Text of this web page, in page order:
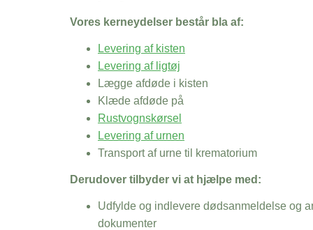
Vores kerneydelser består bla af:
Levering af kisten
Levering af ligtøj
Lægge afdøde i kisten
Klæde afdøde på
Rustvognskørsel
Levering af urnen
Transport af urne til krematorium
Derudover tilbyder vi at hjælpe med:
Udfylde og indlevere dødsanmeldelse og
dokumenter